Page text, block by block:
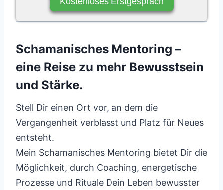
Schamanisches Mentoring –
eine Reise zu mehr Bewusstsein
und Stärke.
Stell Dir einen Ort vor, an dem die
Vergangenheit verblasst und Platz für Neues
entsteht.
Mein Schamanisches Mentoring bietet Dir die
Möglichkeit, durch Coaching, energetische
Prozesse und Rituale Dein Leben bewusster